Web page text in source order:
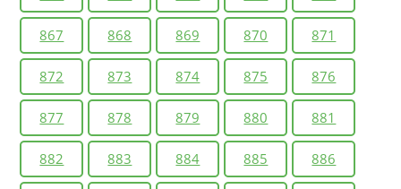
867 868 869 870 871
872 873 874 875 876
877 878 879 880 881
882 883 884 885 886